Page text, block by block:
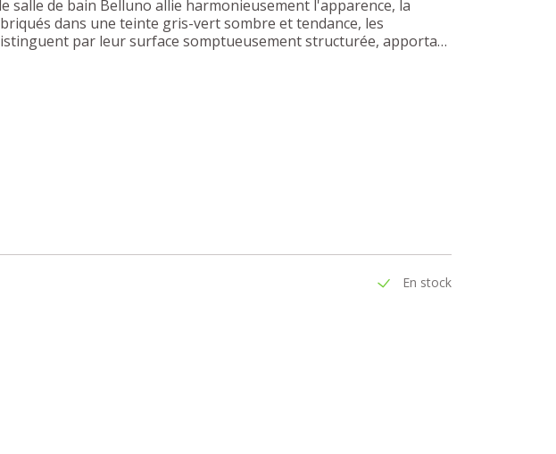
salle de bain Belluno allie harmonieusement l'apparence, la
dans une teinte gris-vert sombre et tendance, les
par leur surface somptueusement structurée, apportant
ses courbes séduisantes, confère à chaque produit un caractère
En stock